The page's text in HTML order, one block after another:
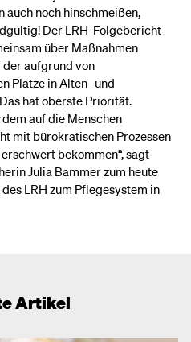
auch noch hinschmeißen,
Der LRH-Folgebericht
über Maßnahmen
der aufgrund von
Plätze in Alten- und
hat oberste Priorität.
auf die Menschen
mit bürokratischen Prozessen
bekommen“, sagt
Julia Bammer zum heute
LRH zum Pflegesystem in
Artikel